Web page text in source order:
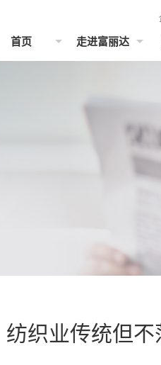
首页 走进富丽达
织业传统但